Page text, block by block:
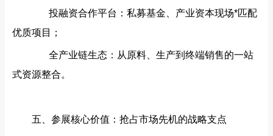
投融资合作平台‌：私募基金、产业资本现场*匹配
优质项目；
全产业链生态‌：从原料、生产到终端销售的一站
式资源整合。
五、参展核心价值：抢占市场先机的战略支点‌